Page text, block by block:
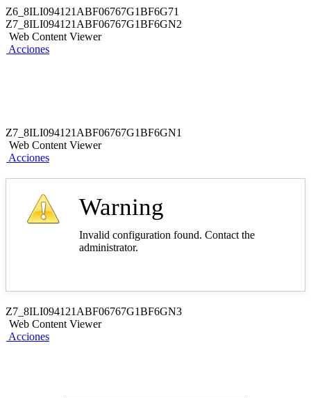
Z6_8ILI094121ABF06767G1BF6G71
Z7_8ILI094121ABF06767G1BF6GN2
Web Content Viewer
Acciones
Z7_8ILI094121ABF06767G1BF6GN1
Web Content Viewer
Acciones
Warning
Invalid configuration found. Contact the
administrator.
Z7_8ILI094121ABF06767G1BF6GN3
Web Content Viewer
Acciones